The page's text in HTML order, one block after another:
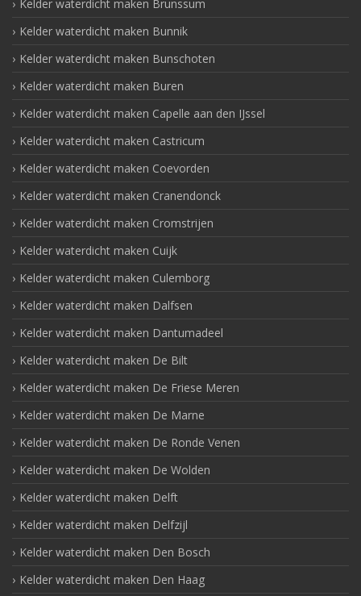
Kelder waterdicht maken Brunssum
Kelder waterdicht maken Bunnik
Kelder waterdicht maken Bunschoten
Kelder waterdicht maken Buren
Kelder waterdicht maken Capelle aan den IJssel
Kelder waterdicht maken Castricum
Kelder waterdicht maken Coevorden
Kelder waterdicht maken Cranendonck
Kelder waterdicht maken Cromstrijen
Kelder waterdicht maken Cuijk
Kelder waterdicht maken Culemborg
Kelder waterdicht maken Dalfsen
Kelder waterdicht maken Dantumadeel
Kelder waterdicht maken De Bilt
Kelder waterdicht maken De Friese Meren
Kelder waterdicht maken De Marne
Kelder waterdicht maken De Ronde Venen
Kelder waterdicht maken De Wolden
Kelder waterdicht maken Delft
Kelder waterdicht maken Delfzijl
Kelder waterdicht maken Den Bosch
Kelder waterdicht maken Den Haag